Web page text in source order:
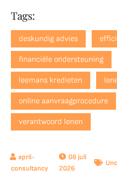
Tags:
deskundig advies
financiële ondersteuning
leemans kredieten
online aanvraagprocedure
verantwoord lenen
08 juli
2026